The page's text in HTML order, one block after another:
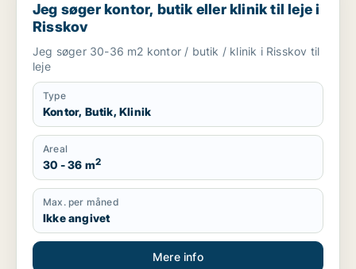
Jeg søger kontor, butik eller klinik til leje i
Risskov
Jeg søger 30-36 m2 kontor / butik / klinik i Risskov til
leje
Type
Kontor, Butik, Klinik
Areal
30 - 36 m2
Max. per måned
Ikke angivet
Mere info